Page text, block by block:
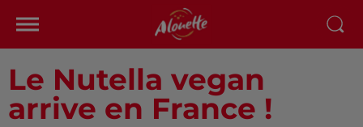
Le Nutella vegan
arrive en France !